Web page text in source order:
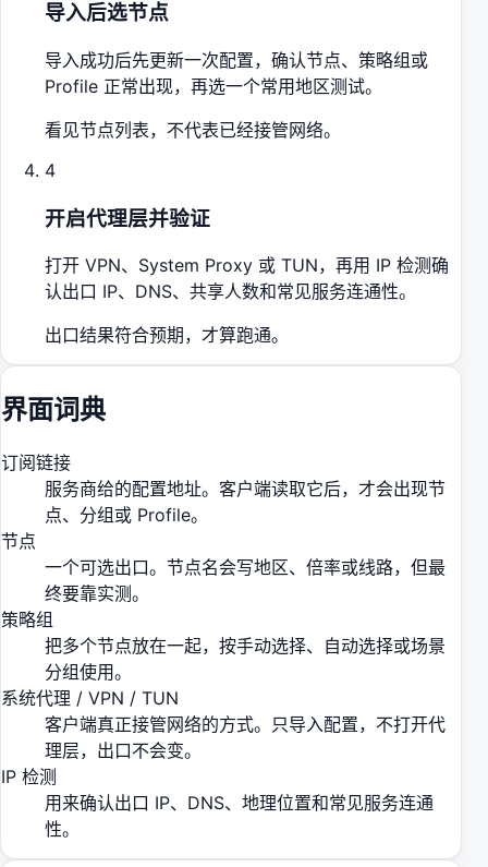
导入后选节点
导入成功后先更新一次配置，确认节点、策略组或
Profile 正常出现，再选一个常用地区测试。
看见节点列表，不代表已经接管网络。
4
开启代理层并验证
打开 VPN、System Proxy 或 TUN，再用 IP 检测确
认出口 IP、DNS、共享人数和常见服务连通性。
出口结果符合预期，才算跑通。
界面词典
订阅链接
服务商给的配置地址。客户端读取它后，才会出现节
点、分组或 Profile。
节点
一个可选出口。节点名会写地区、倍率或线路，但最
终要靠实测。
策略组
把多个节点放在一起，按手动选择、自动选择或场景
分组使用。
系统代理 / VPN / TUN
客户端真正接管网络的方式。只导入配置，不打开代
理层，出口不会变。
IP 检测
用来确认出口 IP、DNS、地理位置和常见服务连通
性。